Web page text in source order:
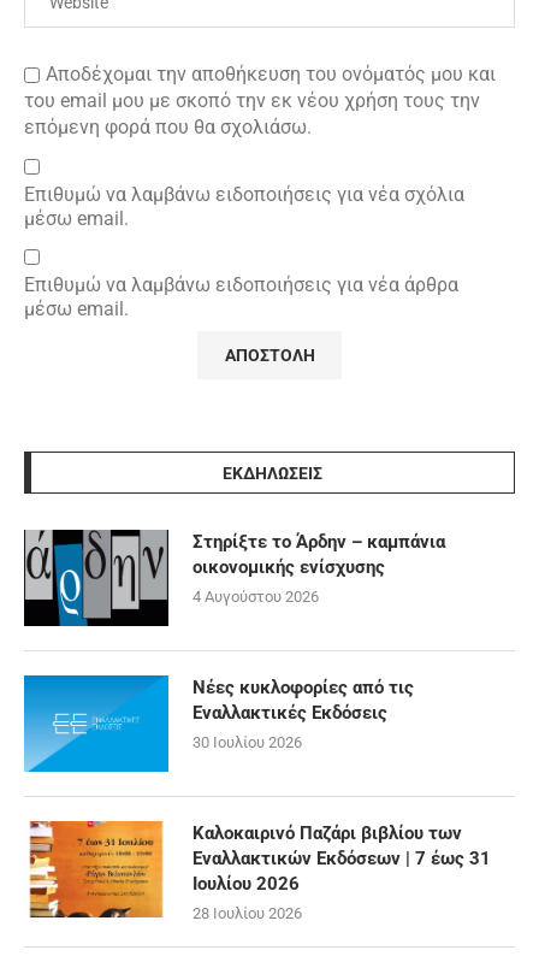
Αποδέχομαι την αποθήκευση του ονόματός μου και
του email μου με σκοπό την εκ νέου χρήση τους την
επόμενη φορά που θα σχολιάσω.
Επιθυμώ να λαμβάνω ειδοποιήσεις για νέα σχόλια
μέσω email.
Επιθυμώ να λαμβάνω ειδοποιήσεις για νέα άρθρα
μέσω email.
ΕΚΔΗΛΩΣΕΙΣ
Στηρίξτε το Άρδην – καμπάνια
οικονομικής ενίσχυσης
4 Αυγούστου 2026
Νέες κυκλοφορίες από τις
Εναλλακτικές Εκδόσεις
30 Ιουλίου 2026
Καλοκαιρινό Παζάρι βιβλίου των
Εναλλακτικών Εκδόσεων | 7 έως 31
Ιουλίου 2026
28 Ιουλίου 2026